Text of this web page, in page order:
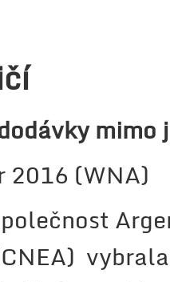
mimo
2016 (WNA)